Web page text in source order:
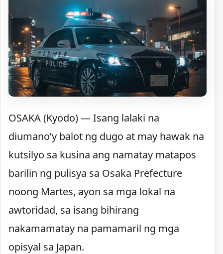
OSAKA (Kyodo) — Isang lalaki na
diumano’y balot ng dugo at may hawak na
kutsilyo sa kusina ang namatay matapos
barilin ng pulisya sa Osaka Prefecture
noong Martes, ayon sa mga lokal na
awtoridad, sa isang bihirang
nakamamatay na pamamaril ng mga
opisyal sa Japan.